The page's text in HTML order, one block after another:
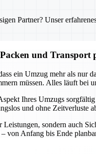
Partner? Unser
und
ein Umzug mehr als
müssen. Alles läuft bei
Ihres Umzugs
und ohne Zeitverluste
sondern auch
von Anfang bis Ende